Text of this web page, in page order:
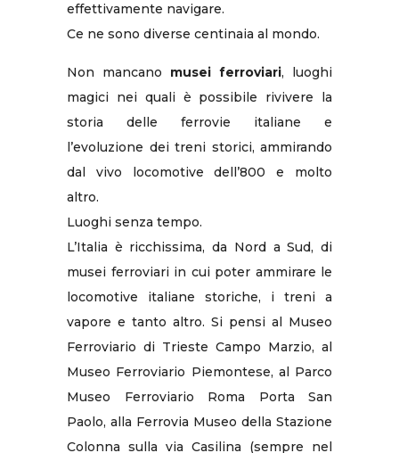
effettivamente navigare.
Ce ne sono diverse centinaia al mondo.
Non mancano musei ferroviari, luoghi
magici nei quali è possibile rivivere la
storia delle ferrovie italiane e
l’evoluzione dei treni storici, ammirando
dal vivo locomotive dell’800 e molto
altro.
Luoghi senza tempo.
L’Italia è ricchissima, da Nord a Sud, di
musei ferroviari in cui poter ammirare le
locomotive italiane storiche, i treni a
vapore e tanto altro. Si pensi al Museo
Ferroviario di Trieste Campo Marzio, al
Museo Ferroviario Piemontese, al Parco
Museo Ferroviario Roma Porta San
Paolo, alla Ferrovia Museo della Stazione
Colonna sulla via Casilina (sempre nel